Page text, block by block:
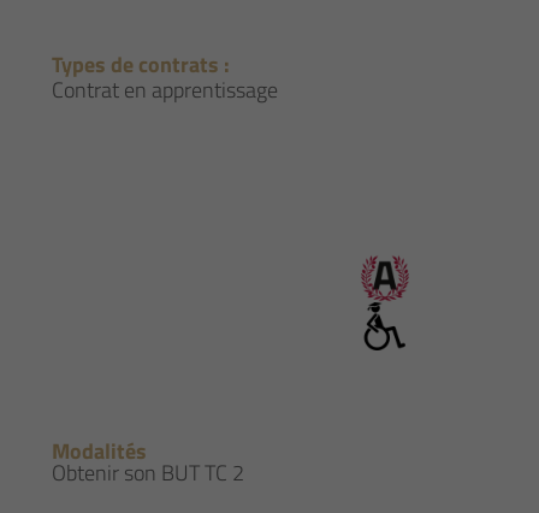
Types de contrats :
Contrat en apprentissage
Modalités
Obtenir son BUT TC 2